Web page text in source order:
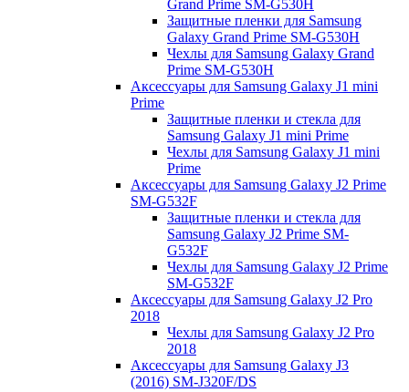
Grand Prime SM-G530H
Защитные пленки для Samsung
Galaxy Grand Prime SM-G530H
Чехлы для Samsung Galaxy Grand
Prime SM-G530H
Аксессуары для Samsung Galaxy J1 mini
Prime
Защитные пленки и стекла для
Samsung Galaxy J1 mini Prime
Чехлы для Samsung Galaxy J1 mini
Prime
Аксессуары для Samsung Galaxy J2 Prime
SM-G532F
Защитные пленки и стекла для
Samsung Galaxy J2 Prime SM-
G532F
Чехлы для Samsung Galaxy J2 Prime
SM-G532F
Аксессуары для Samsung Galaxy J2 Pro
2018
Чехлы для Samsung Galaxy J2 Pro
2018
Аксессуары для Samsung Galaxy J3
(2016) SM-J320F/DS